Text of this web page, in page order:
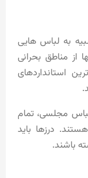
به لباس هایی
از مناطق بحرانی
استانداردهای
مجلسی، تمام
درزها باید
باشند.